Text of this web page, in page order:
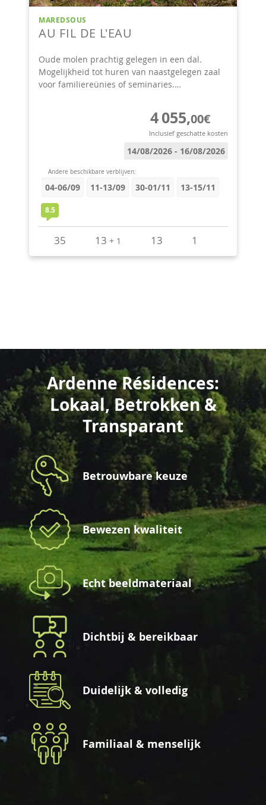
Ardenne Résidences:
Lokaal, Betrokken &
Transparant
Betrouwbare keuze
Bewezen kwaliteit
Echt beeldmateriaal
Dichtbij & bereikbaar
Duidelijk & volledig
Familiaal & menselijk